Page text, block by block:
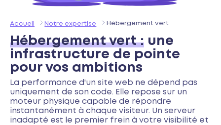
Accueil Notre expertise Hébergement vert
Hébergement vert : une
infrastructure de pointe
pour vos ambitions
La performance d'un site web ne dépend pas
uniquement de son code. Elle repose sur un
moteur physique capable de répondre
instantanément à chaque visiteur. Un serveur
inadapté est le premier frein à votre visibilité et